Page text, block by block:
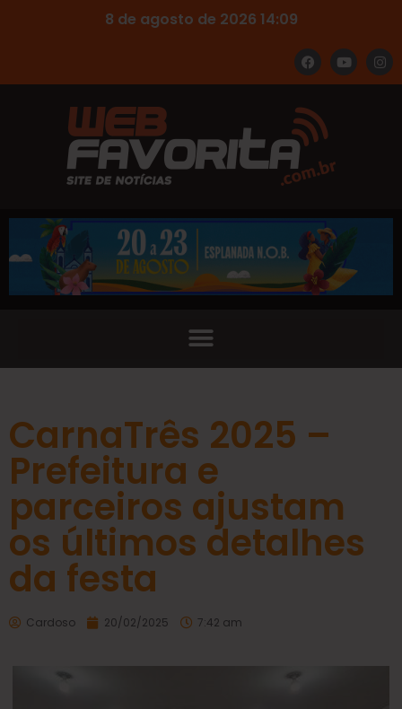
8 de agosto de 2026 14:09
CarnaTrês 2025 –
Prefeitura e
parceiros ajustam
os últimos detalhes
da festa
Cardoso 20/02/2025 7:42 am